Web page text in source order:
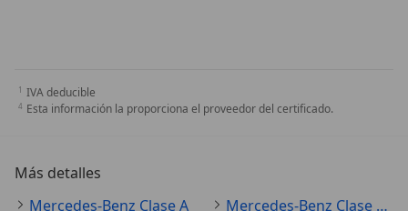
IVA deducible
Esta información la proporciona el proveedor del certificado.
Más detalles
Mercedes-Benz Clase A
Mercedes-Benz Clase A Especificaciones técnicas